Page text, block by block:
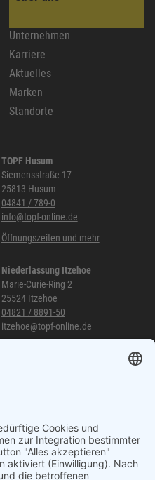
Unternehmen
Karriere
Aktuelles
Marken
Standorte
TOPF Husum
Siemensstraße 17
25813 Husum
04841 / 789-0
info@topf-online.de
Öffnungszeiten und mehr
Niederlassung Itzehoe
Marie-Curie-Ring 2
25524 Itzehoe
04821 / 8891-50
itzehoe@topf-online.de
040 / 21 04 04 04-04
glinde@topf-online.de
Öffnungszeiten und mehr